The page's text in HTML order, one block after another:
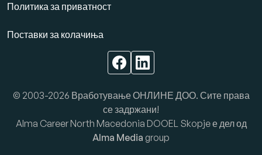
Политика за приватност
Поставки за колачиња
© 2003-2026 Вработување ОНЛИНЕ ДОО. Сите права
се задржани!
Alma Career North Macedonia DOOEL Skopje е дел од
Alma Media group